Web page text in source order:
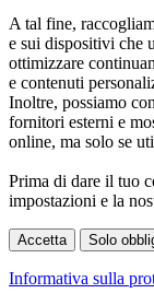
A tal fine,
e sui dispositivi che
ottimizzare
e contenuti
Inoltre, possiamo
fornitori esterni e
online, ma solo se
Prima di dare il tuo
impostazioni e la
Accetta Solo
Informativa sulla